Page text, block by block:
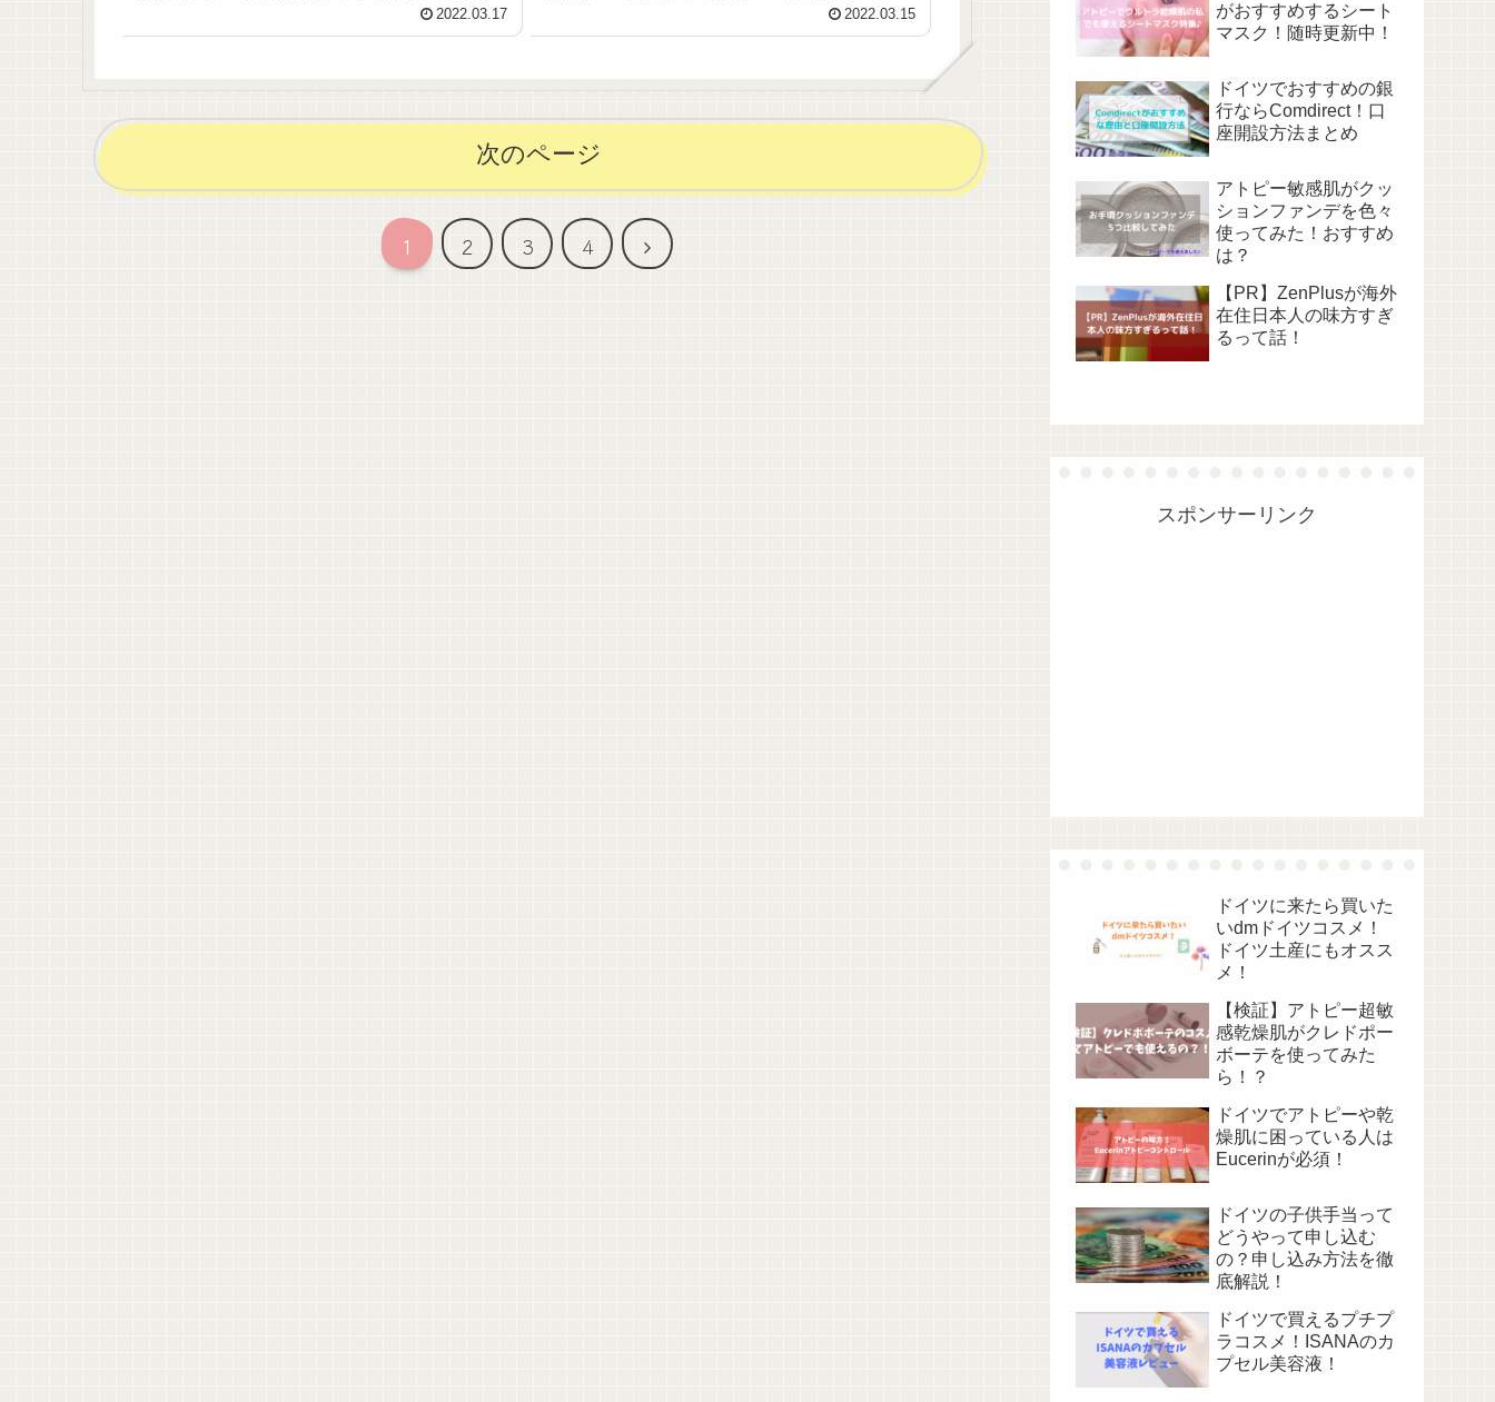
2022.03.17 2022.03.15
次のページ
1 2 3 4
次
がおすすめするシート
マスク！随時更新中！
ドイツでおすすめの銀
行ならComdirect！口
座開設方法まとめ
アトピー敏感肌がクッ
ションファンデを色々
使ってみた！おすすめ
は？
【PR】ZenPlusが海外
在住日本人の味方すぎ
るって話！
スポンサーリンク
ドイツに来たら買いた
いdmドイツコスメ！
ドイツ土産にもオスス
メ！
【検証】アトピー超敏
感乾燥肌がクレドポー
ボーテを使ってみた
ら！？
ドイツでアトピーや乾
燥肌に困っている人は
Eucerinが必須！
ドイツの子供手当って
どうやって申し込む
の？申し込み方法を徹
底解説！
ドイツで買えるプチプ
ラコスメ！ISANAのカ
プセル美容液！